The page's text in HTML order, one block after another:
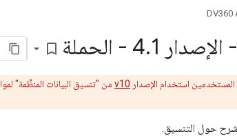
DV360
4
.1 - الحملة bookmark_border
v10 من "تنسيق البيانات المنظَّمة"
حول التنسيق.